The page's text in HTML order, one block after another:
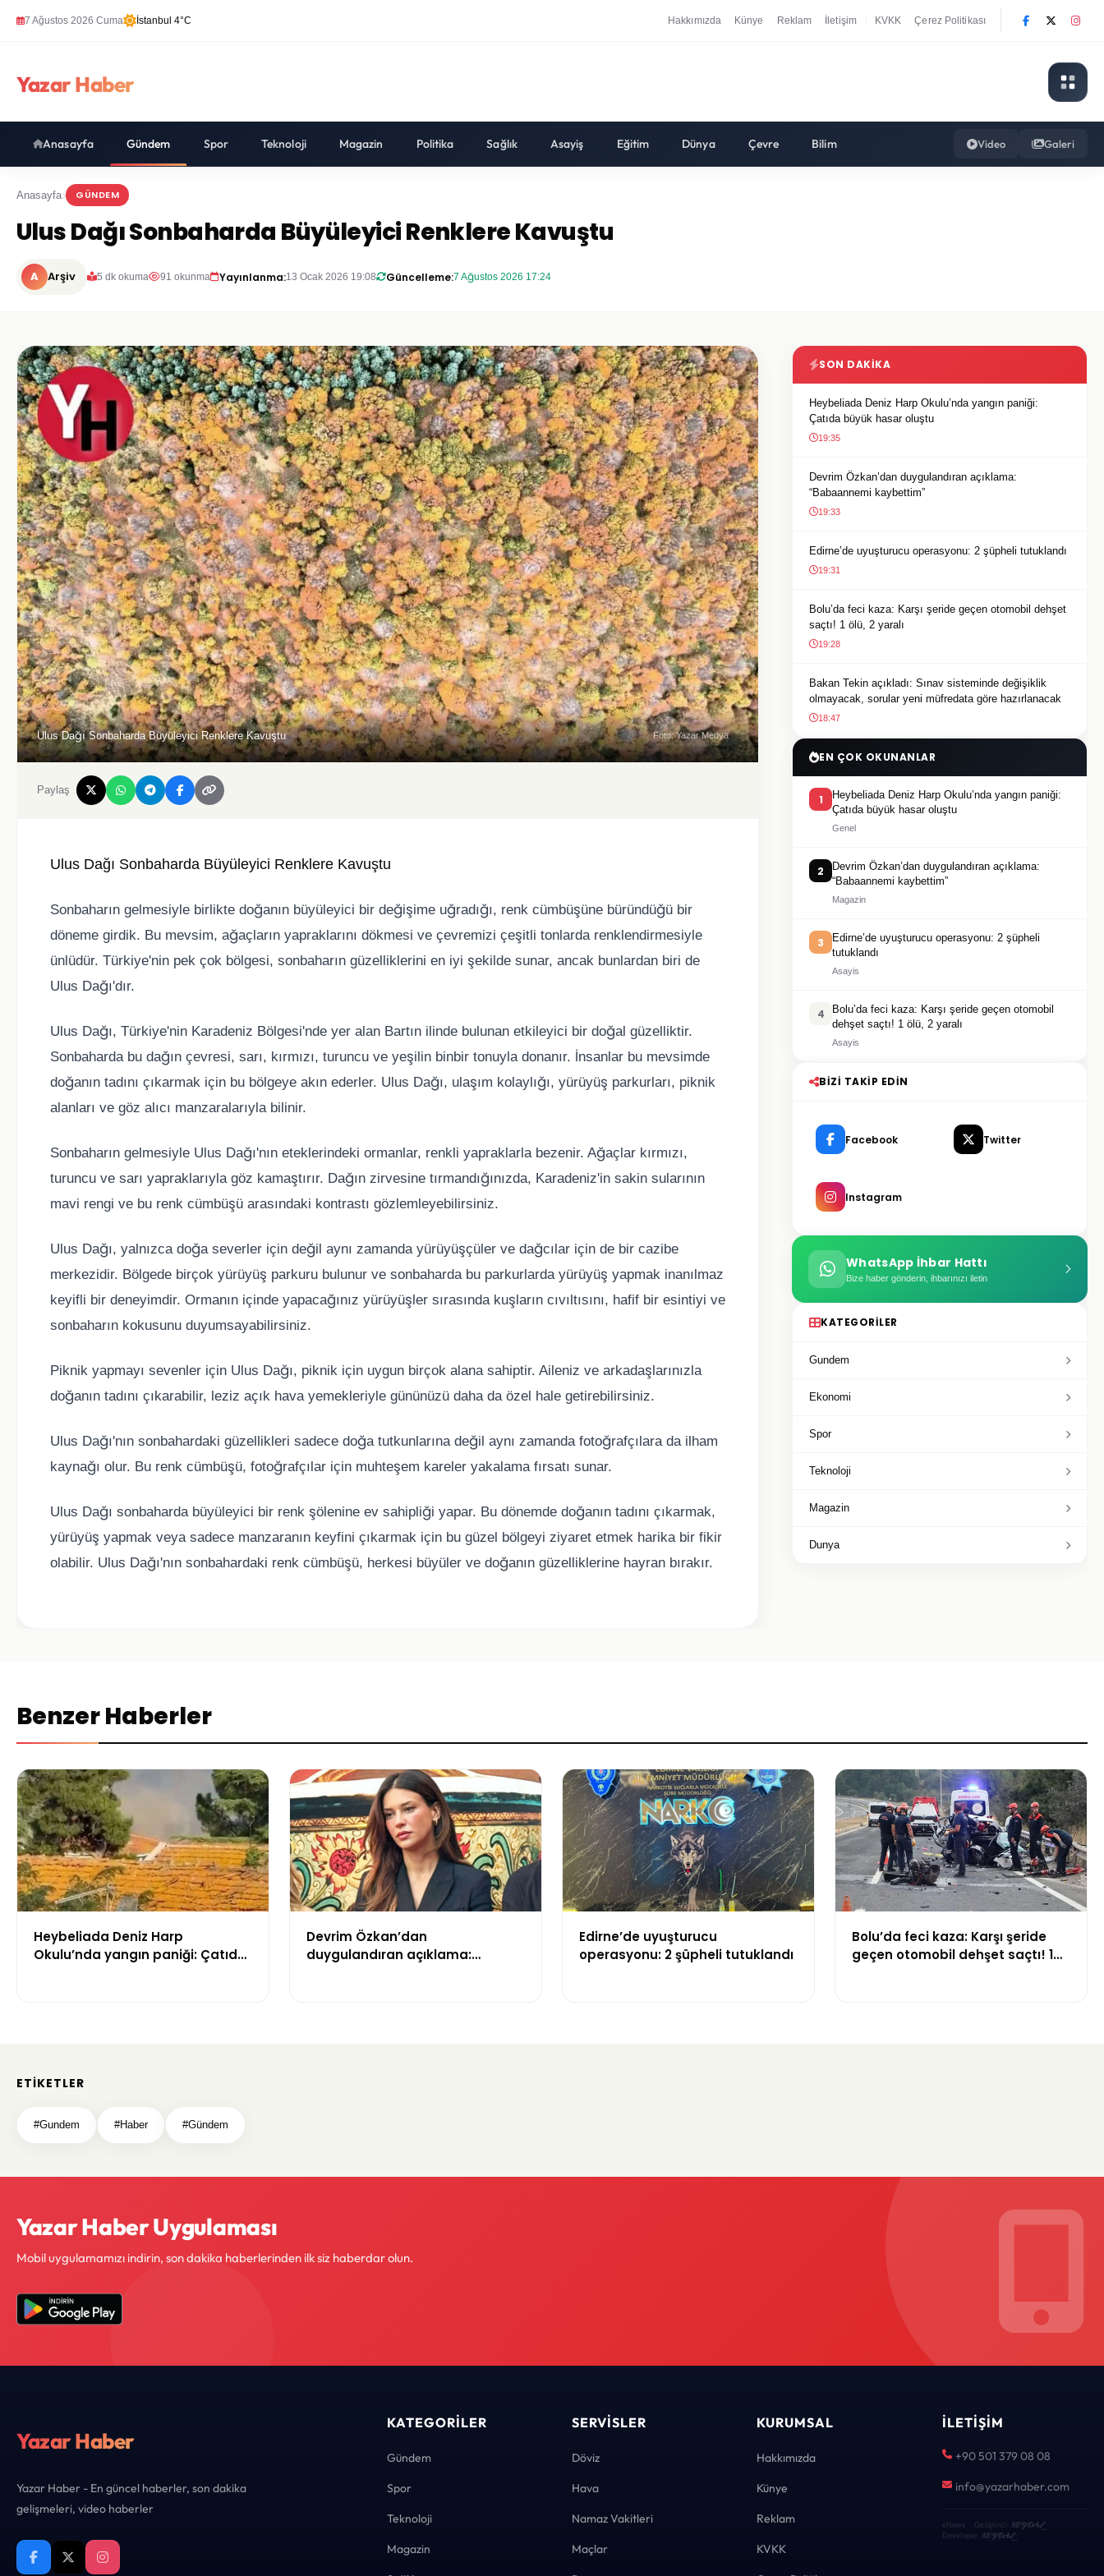
7 Ağustos 2026 Cuma İstanbul 4°C Hakkımızda Künye Reklam İletişim KVKK Çerez Politikası
Yazar Haber
Anasayfa Gündem Spor Teknoloji Magazin Politika Sağlık Asayiş Eğitim Dünya Çevre Bilim Video Galeri
Anasayfa GÜNDEM
Ulus Dağı Sonbaharda Büyüleyici Renklere Kavuştu
A Arşiv 5 dk okuma 91 okunma Yayınlanma:13 Ocak 2026 19:08 Güncelleme:7 Ağustos 2026 17:24
Ulus Dağı Sonbaharda Büyüleyici Renklere Kavuştu Foto: Yazar Medya
Paylaş
Ulus Dağı Sonbaharda Büyüleyici Renklere Kavuştu
Sonbaharın gelmesiyle birlikte doğanın büyüleyici bir değişime uğradığı, renk cümbüşüne büründüğü bir
döneme girdik. Bu mevsim, ağaçların yapraklarını dökmesi ve çevremizi çeşitli tonlarda renklendirmesiyle
ünlüdür. Türkiye'nin pek çok bölgesi, sonbaharın güzelliklerini en iyi şekilde sunar, ancak bunlardan biri de
Ulus Dağı'dır.
Ulus Dağı, Türkiye'nin Karadeniz Bölgesi'nde yer alan Bartın ilinde bulunan etkileyici bir doğal güzelliktir.
Sonbaharda bu dağın çevresi, sarı, kırmızı, turuncu ve yeşilin binbir tonuyla donanır. İnsanlar bu mevsimde
doğanın tadını çıkarmak için bu bölgeye akın ederler. Ulus Dağı, ulaşım kolaylığı, yürüyüş parkurları, piknik
alanları ve göz alıcı manzaralarıyla bilinir.
Sonbaharın gelmesiyle Ulus Dağı'nın eteklerindeki ormanlar, renkli yapraklarla bezenir. Ağaçlar kırmızı,
turuncu ve sarı yapraklarıyla göz kamaştırır. Dağın zirvesine tırmandığınızda, Karadeniz'in sakin sularının
mavi rengi ve bu renk cümbüşü arasındaki kontrastı gözlemleyebilirsiniz.
Ulus Dağı, yalnızca doğa severler için değil aynı zamanda yürüyüşçüler ve dağcılar için de bir cazibe
merkezidir. Bölgede birçok yürüyüş parkuru bulunur ve sonbaharda bu parkurlarda yürüyüş yapmak inanılmaz
keyifli bir deneyimdir. Ormanın içinde yapacağınız yürüyüşler sırasında kuşların cıvıltısını, hafif bir esintiyi ve
sonbaharın kokusunu duyumsayabilirsiniz.
Piknik yapmayı sevenler için Ulus Dağı, piknik için uygun birçok alana sahiptir. Aileniz ve arkadaşlarınızla
doğanın tadını çıkarabilir, leziz açık hava yemekleriyle gününüzü daha da özel hale getirebilirsiniz.
Ulus Dağı'nın sonbahardaki güzellikleri sadece doğa tutkunlarına değil aynı zamanda fotoğrafçılara da ilham
kaynağı olur. Bu renk cümbüşü, fotoğrafçılar için muhteşem kareler yakalama fırsatı sunar.
Ulus Dağı sonbaharda büyüleyici bir renk şölenine ev sahipliği yapar. Bu dönemde doğanın tadını çıkarmak,
yürüyüş yapmak veya sadece manzaranın keyfini çıkarmak için bu güzel bölgeyi ziyaret etmek harika bir fikir
olabilir. Ulus Dağı'nın sonbahardaki renk cümbüşü, herkesi büyüler ve doğanın güzelliklerine hayran bırakır.
SON DAKIKA
Heybeliada Deniz Harp Okulu’nda yangın paniği:
Çatıda büyük hasar oluştu
19:35
Devrim Özkan’dan duygulandıran açıklama:
“Babaannemi kaybettim”
19:33
Edirne’de uyuşturucu operasyonu: 2 şüpheli tutuklandı
19:31
Bolu’da feci kaza: Karşı şeride geçen otomobil dehşet
saçtı! 1 ölü, 2 yaralı
19:28
Bakan Tekin açıkladı: Sınav sisteminde değişiklik
olmayacak, sorular yeni müfredata göre hazırlanacak
18:47
EN ÇOK OKUNANLAR
1
Heybeliada Deniz Harp Okulu’nda yangın paniği:
Çatıda büyük hasar oluştu
Genel
2
Devrim Özkan’dan duygulandıran açıklama:
“Babaannemi kaybettim”
Magazin
3
Edirne’de uyuşturucu operasyonu: 2 şüpheli
tutuklandı
Asayis
4
Bolu’da feci kaza: Karşı şeride geçen otomobil
dehşet saçtı! 1 ölü, 2 yaralı
Asayis
BIZI TAKIP EDIN
Facebook Twitter
Instagram
WhatsApp İhbar Hattı
Bize haber gönderin, ihbarınızı iletin
KATEGORILER
Gundem
Ekonomi
Spor
Teknoloji
Magazin
Dunya
Benzer Haberler
Heybeliada Deniz Harp
Okulu’nda yangın paniği: Çatıda
Devrim Özkan’dan
duygulandıran açıklama:
Edirne’de uyuşturucu
operasyonu: 2 şüpheli tutuklandı
Bolu’da feci kaza: Karşı şeride
geçen otomobil dehşet saçtı! 1
ETIKETLER
#Gundem #Haber #Gündem
Yazar Haber Uygulaması
Mobil uygulamamızı indirin, son dakika haberlerinden ilk siz haberdar olun.
Yazar Haber
Yazar Haber - En güncel haberler, son dakika
gelişmeleri, video haberler
KATEGORILER
Gündem
Spor
Teknoloji
Magazin
SERVISLER
Döviz
Hava
Namaz Vakitleri
Maçlar
KURUMSAL
Hakkımızda
Künye
Reklam
KVKK
İLETIŞIM
+90 501 379 08 08
info@yazarhaber.com
eNews · Geliştirici KEYDAL·
Developer
KEYDAL